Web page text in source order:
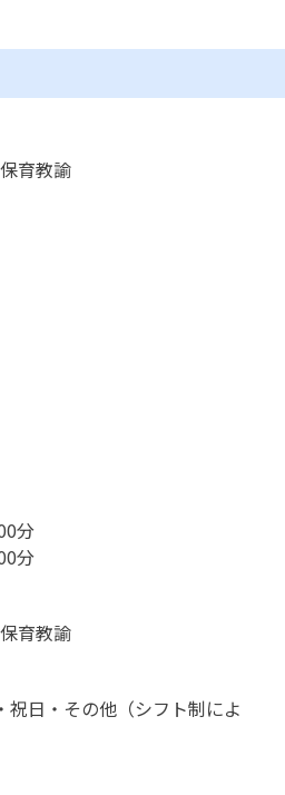
育教諭
分
分
育教諭
祝日・その他（シフト制によ